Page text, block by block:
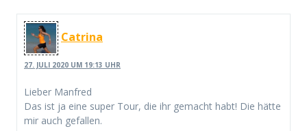
Catrina
27. JULI 2020 UM 19:13 UHR
Lieber Manfred
Das ist ja eine super Tour, die ihr gemacht habt! Die hätte
mir auch gefallen.